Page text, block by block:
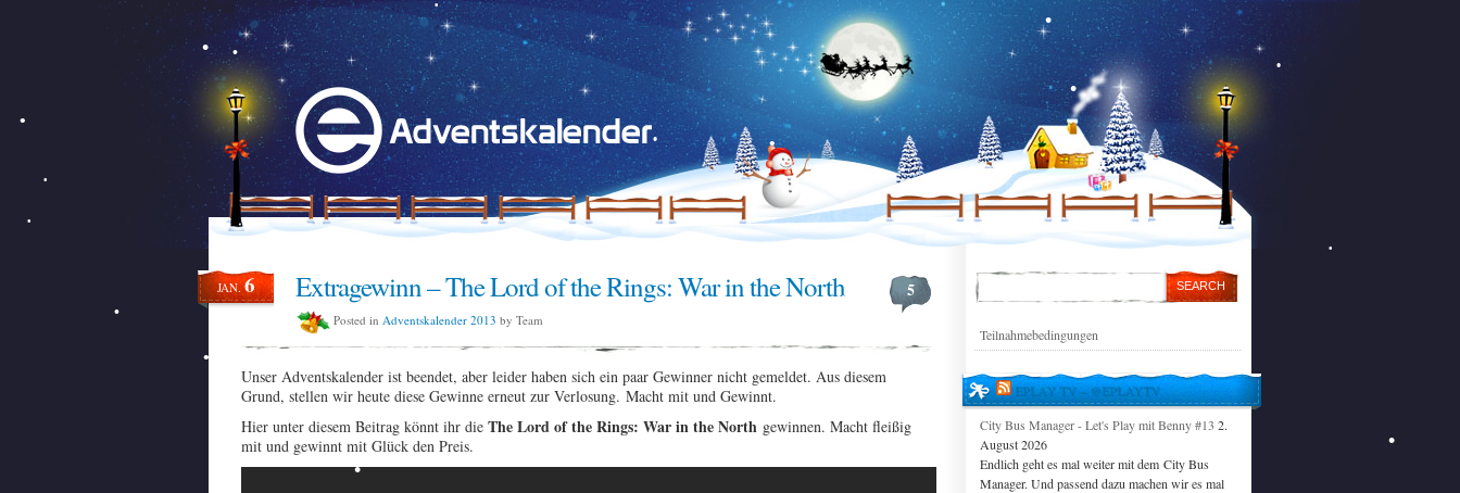
JAN.6 5
Extragewinn – The Lord of the Rings: War in the North
Posted in Adventskalender 2013 by Team
Unser Adventskalender ist beendet, aber leider haben sich ein paar Gewinner nicht gemeldet. Aus diesem
Grund, stellen wir heute diese Gewinne erneut zur Verlosung. Macht mit und Gewinnt.
Hier unter diesem Beitrag könnt ihr die The Lord of the Rings: War in the North gewinnen. Macht fleißig
mit und gewinnt mit Glück den Preis.
Teilnahmebedingungen
EPLAY TV – @EPLAYTV
City Bus Manager - Let's Play mit Benny #13 2.
August 2026
Endlich geht es mal weiter mit dem City Bus
Manager. Und passend dazu machen wir es mal